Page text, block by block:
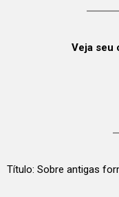
Veja seu
Título: Sobre antigas